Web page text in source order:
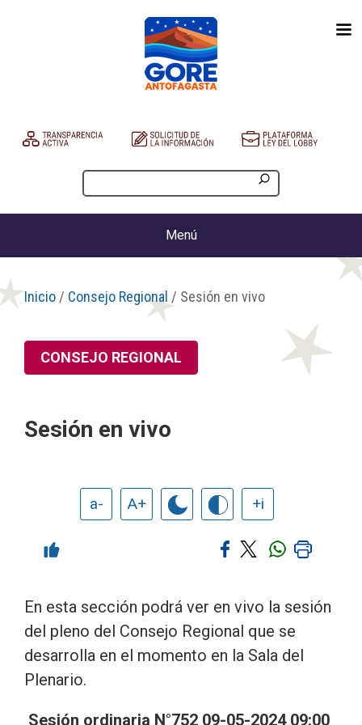
Menú
Inicio / Consejo Regional / Sesión en vivo
CONSEJO REGIONAL
Sesión en vivo
a- A+ +i
En esta sección podrá ver en vivo la sesión
del pleno del Consejo Regional que se
desarrolla en el momento en la Sala del
Plenario.
Sesión ordinaria N°752 09-05-2024 09:00